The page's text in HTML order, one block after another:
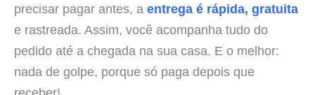
precisar pagar antes, a entrega é rápida, gratuita
e rastreada. Assim, você acompanha tudo do
pedido até a chegada na sua casa. E o melhor:
nada de golpe, porque só paga depois que